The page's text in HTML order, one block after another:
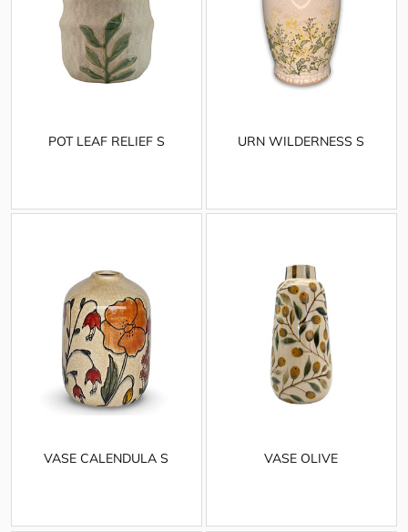
POT LEAF RELIEF S URN WILDERNESS S
VASE CALENDULA S VASE OLIVE